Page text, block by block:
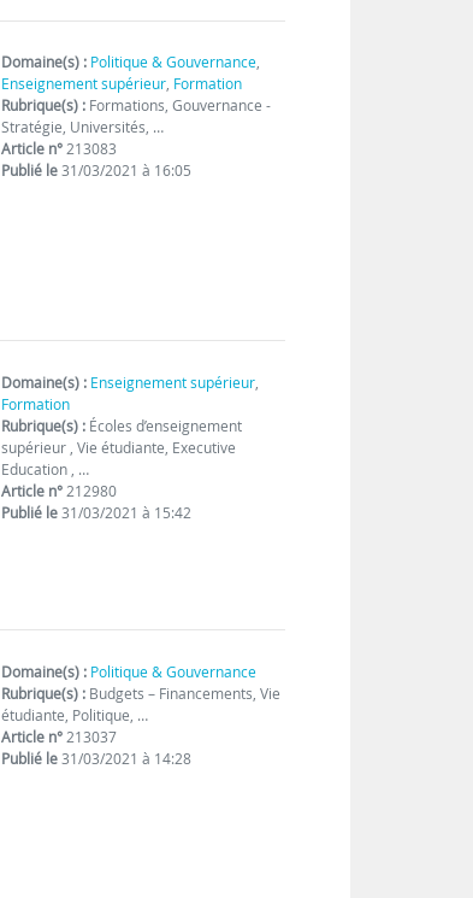
Domaine(s) : Politique & Gouvernance,
Enseignement supérieur, Formation
Rubrique(s) : Formations, Gouvernance -
Stratégie, Universités, …
Article n°213083
Publié le31/03/2021 à 16:05
Domaine(s) : Enseignement supérieur,
Formation
Rubrique(s) : Écoles d’enseignement
supérieur , Vie étudiante, Executive
Education , …
Article n°212980
Publié le31/03/2021 à 15:42
Domaine(s) : Politique & Gouvernance
Rubrique(s) : Budgets – Financements, Vie
étudiante, Politique, …
Article n°213037
Publié le31/03/2021 à 14:28